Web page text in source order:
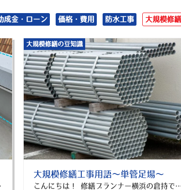
成金・ローン 価格・費用 防水工事 大規模修
ランナー横浜では、横浜市でお客様にピッタリのプランを提案しています。 横浜市のアパート・マンションの大規模修繕、外壁塗装、防水工事は修繕プランナー横浜にお任せください！ 横浜市で大規模修繕・防水工事の事でお悩みなら 分かりやすく、相談しやすい！ 横浜市内に大規模修繕が気軽に相談できるショールームOPEN中！ ▼来店予約はこちら！
大規模修繕工事用語～単管足場～
こんにちは！ 修繕プランナー横浜の倉持です。 今まで様々な足場をご紹介してきましたが、次は「単管足場」をご紹介します！ 単管足場とは？ 足場は主に大きく分けて「組立足場」と「吊り足場」の2種類に分類されます。 今回の単管足場は組立足場の一種になります。 直径48.6㎜の鉄パイプのような単管とつなぎ止めの金具「クランプ」をボルトで固定して組み合わせながら作る足場を言います。 単管足場の安全衛生法 一 建地の間隔は、けた行方向を一・八五メートル以下、はり間方向は一・五メートル以下とすること。 二 地上第一の布は、二メートル以下の位置に設けること。 三 建地の最高部から測つて三十一メートルを超える部分の建地は、鋼管を二本組とすること。ただし、建地の下端に作用する設計荷重（足場の重量に相当する荷重に、作業床の最大積載荷重を加えた荷重をいう。）が当該建地の最大使用荷重（当該建地の破壊に至る荷重の二分の一以下の荷重をいう。）を超えないときは、この限りでない。 四 建地間の積載荷重は、四百キログラムを限度とすること。 単管足場の主要部材 単管足場を組み立てる時に用いる主要部材が6種類あります。 1.足場板 現場で作業する時に作業員が移動するための床です。 高い場所で使用することが多く、作業員の体重を支える必要があるため、高い強度が求められます。 2.単管パイプ 直径48.6㎜の鋼鉄製のパイプです。 直径の長さは決められています。 この部品は足場専用ではなく、様々な場面で使用されるため、ホームセンターなどで安く手に入れることが出来ます。 3.固定ベース 地面に設置し、単管パイプをしっかり固定し足場の強度を高めるために大切な部材です。 4.クランプ 英語で「締める」という意味があり、単管パイプ同士を繋げるために使う部材です。クランプの種類は単管パイプのつなぎ方によって異なり「直交クランプ」、「自在クランプ」、「3連クランプ」の3種類があり、強度や重荷によって使い分けています。 5.単管ブラケット 単管パイプと足場板に結び付けて使う部材です。 2つの取付金具を使い組み立てられ、一定の長さがある固定型、伸縮できる伸縮型、支えがプラスされた張り出し型の3種類があります。 形状によって使い分けられており、柱に固定して足場材を支えるように設計されており、作業員の安全を確保するために大切な役割りを果たしています。 6.ジョイント 単管パイプを繋げるための部材です。 先ほどの「クランプ」との違いは、「クランプ」は2本または3本のパイプを交差又は平行して繋げる時に使用しますが、 「ジョイント」は建枠と建枠を縦に繋げるために使用します。 単管足場の組み立て方 では、次に単管足場の組み方をご紹介いたします。 1.敷板・敷角の設置 まずは、足場が滑ったり沈下してしまったりしないように、支柱と地面が接しているところに敷板や敷角を設置します。さらにその上に固定ベースを設置します。 2.支柱を組み立てる 1で設置した上に、まずは、縦方向の単管パイプを垂直に組み立てていきます。 3.枠組み 単管パイプ同士をクランプで繋ぎ合わせていきます。枠組みが出来たら、足場板を置き単管パイプに固定します。 4.壁繋ぎで固定 最後に、建物の外壁と単管パイプを壁繋ぎで固定します。これにより、足場の倒壊を防止することができます。 単管足場のメリット・デメリット メリット 足場の形状の自由度が
大規模修繕の豆知識